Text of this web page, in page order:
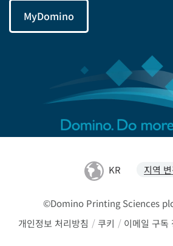
MyDomino
KR 지역
©Domino Printing Sciences
개인정보 처리방침 /쿠키 / 이메일 구독